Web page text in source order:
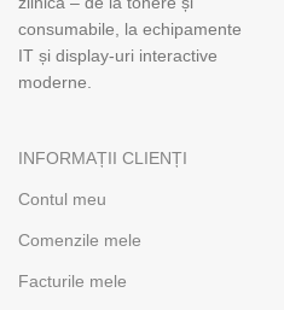
consumabile, la echipamente
IT și display-uri interactive
moderne.
INFORMAȚII CLIENȚI
Contul meu
Comenzile mele
Facturile mele